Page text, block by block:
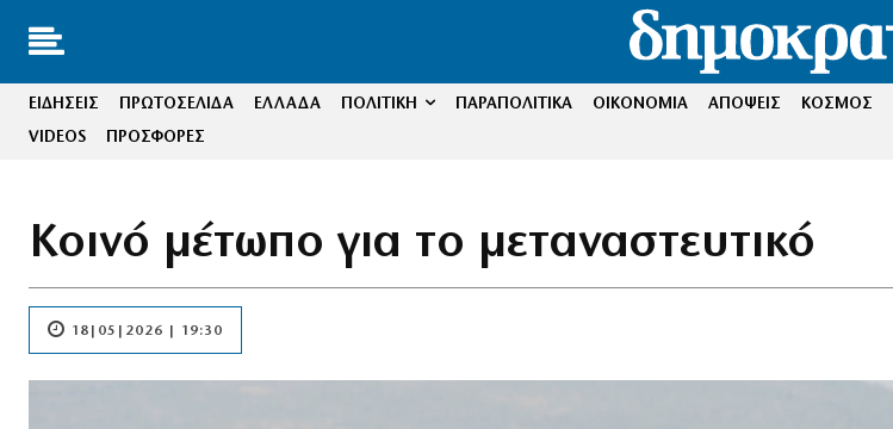
ΕΙΔΗΣΕΙΣ ΠΡΩΤΟΣΕΛΙΔΑ ΕΛΛΑΔΑ ΠΟΛΙΤΙΚΗ ΠΑΡΑΠΟΛΙΤΙΚΑ ΟΙΚΟΝΟΜΙΑ ΑΠΟΨΕΙΣ ΚΟΣΜΟΣ
VIDEOS
ΠΡΟΣΦΟΡΕΣ
Κοινό μέτωπο για το μεταναστευτικό
18|05|2026 | 19:30